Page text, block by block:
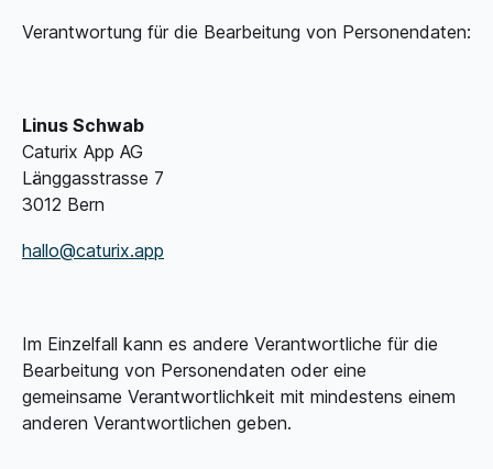
Verantwortung für die Bearbeitung von Personendaten:
Linus Schwab
Caturix App AG
Länggasstrasse 7
3012 Bern
hallo@caturix.app
Im Einzelfall kann es andere Verantwortliche für die
Bearbeitung von Personendaten oder eine
gemeinsame Verantwortlichkeit mit mindestens einem
anderen Verantwortlichen geben.